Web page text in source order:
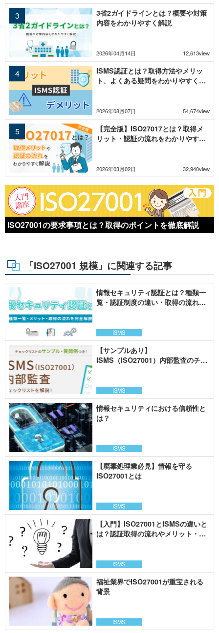
2026年04月14日 12,613view
3省2ガイドラインとは？概要や対策
内容をわかりやすく解説
2026年08月07日 54,674view
ISMS認証とは？取得方法やメリッ
ト、よくある疑問をわかりやすく解
2026年03月02日 32,940view
【完全版】ISO27017とは？取得メ
リット・認証の流れをわかりやすく
ISO27001の要求事項とは？取得のポイントを徹底解説
「ISO27001 規模」に関連する記事
ISMS
情報セキュリティ認証とは？種類一
覧・認証制度の違い・取得の流れを
ISMS
【サンプルあり】
ISMS（ISO27001）内部監査のチェ
ISMS
情報セキュリティにおける信頼性と
は？
ISMS
【廃棄処理業必見】情報を守る
ISO27001とは
ISMS
【入門】ISO27001とISMSの違いと
は？認証取得の流れやメリット・デ
ISMS
福祉業界でISO27001が重宝される
背景